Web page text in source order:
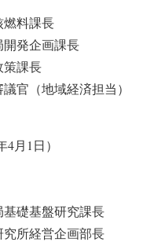
料課長
発企画課長
課長
官（地域経済担当）
月1日）
礎基盤研究課長
所経営企画部長